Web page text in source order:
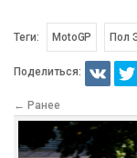
Теги: MotoGP Пол
Поделиться:
← Ранее